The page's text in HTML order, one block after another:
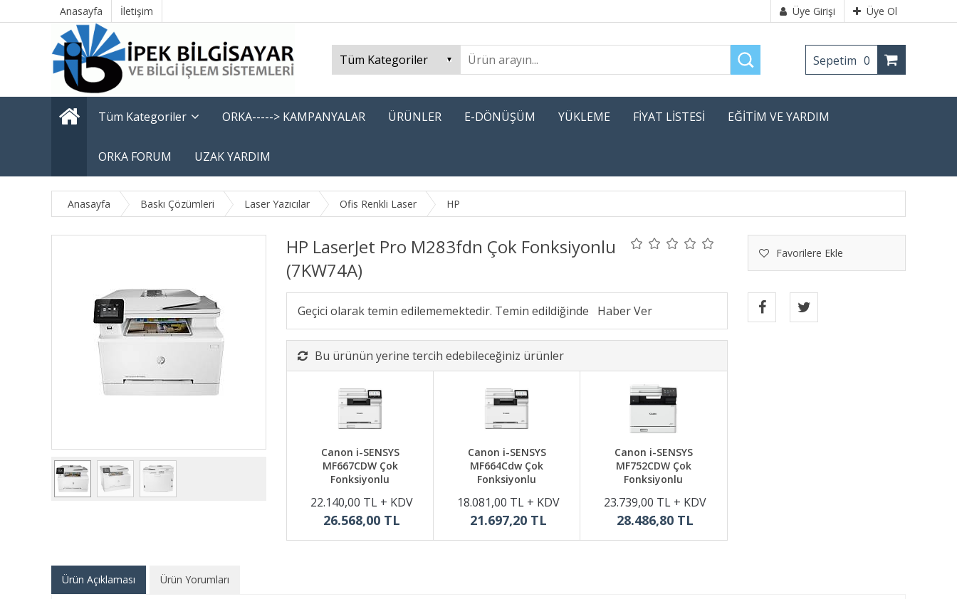
Anasayfa İletişim Üye Girişi Üye Ol
Sepetim 0
Tüm Kategoriler ORKA-----> KAMPANYALAR ÜRÜNLER E-DÖNÜŞÜM YÜKLEME FİYAT LİSTESİ EĞİTİM VE YARDIM
ORKA FORUM UZAK YARDIM
Anasayfa Baskı Çözümleri Laser Yazıcılar Ofis Renkli Laser HP
HP LaserJet Pro M283fdn Çok Fonksiyonlu
(7KW74A)
Favorilere Ekle
Geçici olarak temin edilememektedir. Temin edildiğinde
Bu ürünün yerine tercih edebileceğiniz ürünler
Canon i-SENSYS
MF667CDW Çok
Fonksiyonlu
22.140,00 TL + KDV
26.568,00 TL
Canon i-SENSYS
MF664Cdw Çok
Fonksiyonlu
18.081,00 TL + KDV
21.697,20 TL
Canon i-SENSYS
MF752CDW Çok
Fonksiyonlu
23.739,00 TL + KDV
28.486,80 TL
Ürün Açıklaması Ürün Yorumları